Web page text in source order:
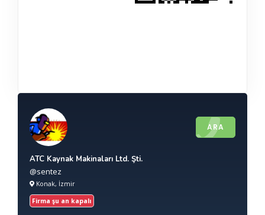
ARA
ATC Kaynak Makinaları Ltd. Şti.
@sentez
Konak, İzmir
Firma şu an kapalı